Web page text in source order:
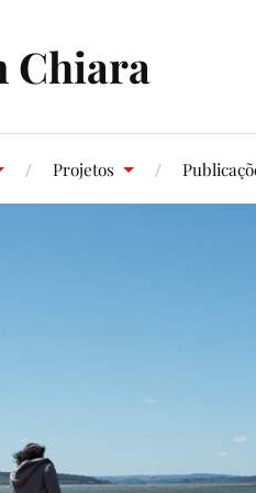
Chiara
Projetos